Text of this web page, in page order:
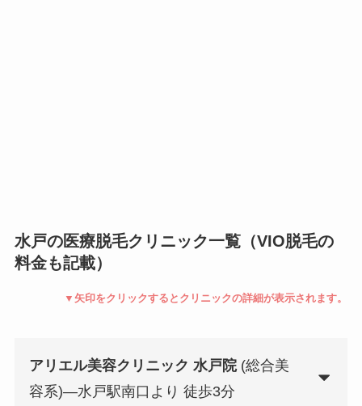
水戸の医療脱毛クリニック一覧（VIO脱毛の
料金も記載）
▼矢印をクリックするとクリニックの詳細が表示されます。
アリエル美容クリニック 水戸院 (総合美
容系)—水戸駅南口より 徒歩3分